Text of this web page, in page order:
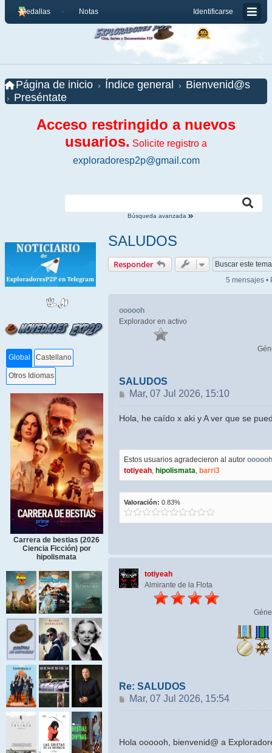
Identificarse
Medallas Notas
Página de inicio Índice general
Bienvenid@s
Preséntate
Acceso restringido a nuevos
usuarios. Solicite registro a
exploradoresp2p@gmail.com
Búsqueda avanzada
Global Castellano
Otros Idiomas
Carrera de bestias (2026
Ciencia Ficción) por
hipolismata
SALUDOS
Responder
5 mensajes •
oooooh
Explorador en activo
SALUDOS
Mensaje
Mar, 07 Jul 2026, 15:10
Hola, he caído x aki y A ver que se
Estos usuarios agradecieron al autor oooooh
totiyeah, hipolismata, barri3
Valoración: 0.83%
totiyeah
Almirante de la Flota
Re: SALUDOS
Mensaje
Mar, 07 Jul 2026, 15:54
Hola oooooh, bienvenid@ a